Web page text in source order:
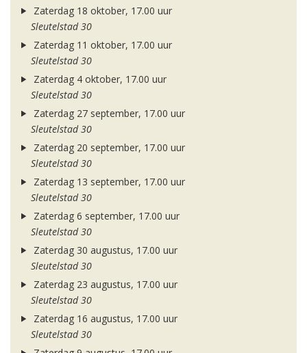
Zaterdag 18 oktober, 17.00 uur
Sleutelstad 30
Zaterdag 11 oktober, 17.00 uur
Sleutelstad 30
Zaterdag 4 oktober, 17.00 uur
Sleutelstad 30
Zaterdag 27 september, 17.00 uur
Sleutelstad 30
Zaterdag 20 september, 17.00 uur
Sleutelstad 30
Zaterdag 13 september, 17.00 uur
Sleutelstad 30
Zaterdag 6 september, 17.00 uur
Sleutelstad 30
Zaterdag 30 augustus, 17.00 uur
Sleutelstad 30
Zaterdag 23 augustus, 17.00 uur
Sleutelstad 30
Zaterdag 16 augustus, 17.00 uur
Sleutelstad 30